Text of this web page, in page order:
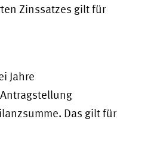
Zinssatzes gilt für
Jahre
Das gilt für